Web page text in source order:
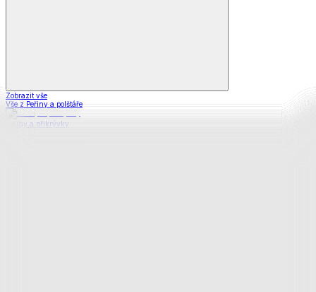
Zobrazit vše
Vše z Peřiny a polštáře
Peřiny a přikrývky